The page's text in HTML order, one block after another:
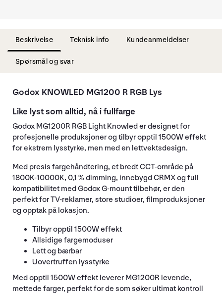
Beskrivelse Teknisk info Kundeanmeldelser
Spørsmål og svar
Godox KNOWLED MG1200 R RGB Lys
Like lyst som alltid, nå i fullfarge
Godox MG1200R RGB Light Knowled er designet for
profesjonelle produksjoner og tilbyr opptil 1500W effekt
for ekstrem lysstyrke, men med en lettvektsdesign.
Med presis fargehåndtering, et bredt CCT-område på
1800K-10000K, 0,1 % dimming, innebygd CRMX og full
kompatibilitet med Godox G-mount tilbehør, er den
perfekt for TV-reklamer, store studioer, filmproduksjoner
og opptak på lokasjon.
Tilbyr opptil 1500W effekt
Allsidige fargemoduser
Lett og bærbar
Uovertruffen lysstyrke
Med opptil 1500W effekt leverer MG1200R levende,
mettede farger, perfekt for de som søker ultimat kontroll